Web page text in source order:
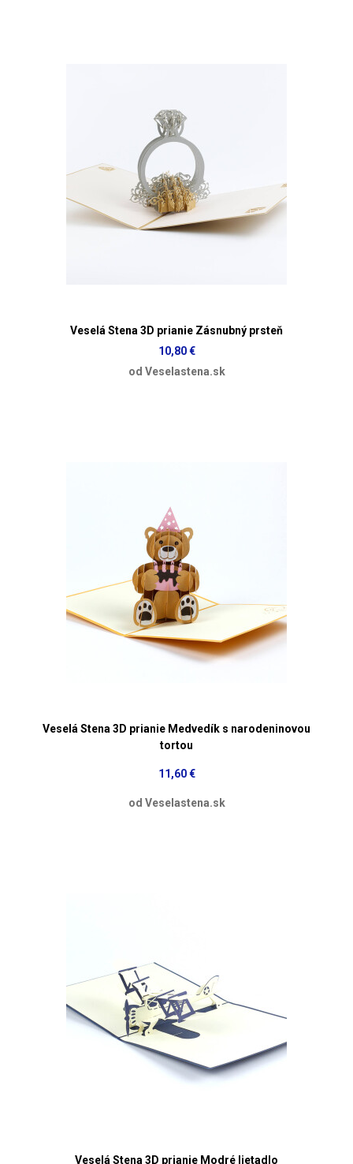
Veselá Stena 3D prianie Zásnubný prsteň
10,80 €
od Veselastena.sk
Veselá Stena 3D prianie Medvedík s narodeninovou
tortou
11,60 €
od Veselastena.sk
Veselá Stena 3D prianie Modré lietadlo